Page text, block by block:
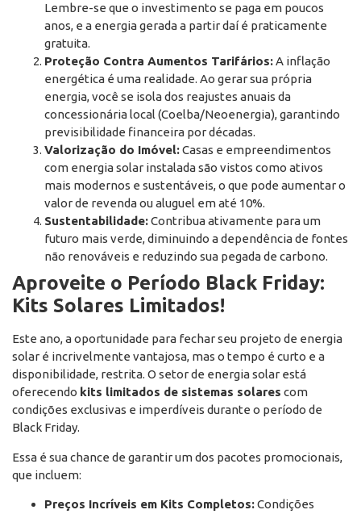
Lembre-se que o investimento se paga em poucos
anos, e a energia gerada a partir daí é praticamente
gratuita.
Proteção Contra Aumentos Tarifários:A inflação
energética é uma realidade. Ao gerar sua própria
energia, você se isola dos reajustes anuais da
concessionária local (Coelba/Neoenergia), garantindo
previsibilidade financeira por décadas.
Valorização do Imóvel:Casas e empreendimentos
com energia solar instalada são vistos como ativos
mais modernos e sustentáveis, o que pode aumentar o
valor de revenda ou aluguel em até 10%.
Sustentabilidade:Contribua ativamente para um
futuro mais verde, diminuindo a dependência de fontes
não renováveis e reduzindo sua pegada de carbono.
Aproveite o Período Black Friday:
Kits Solares Limitados!
Este ano, a oportunidade para fechar seu projeto de energia
solar é incrivelmente vantajosa, mas o tempo é curto e a
disponibilidade, restrita. O setor de energia solar está
oferecendo kits limitados de sistemas solares com
condições exclusivas e imperdíveis durante o período de
Black Friday.
Essa é sua chance de garantir um dos pacotes promocionais,
que incluem:
Preços Incríveis em Kits Completos:Condições